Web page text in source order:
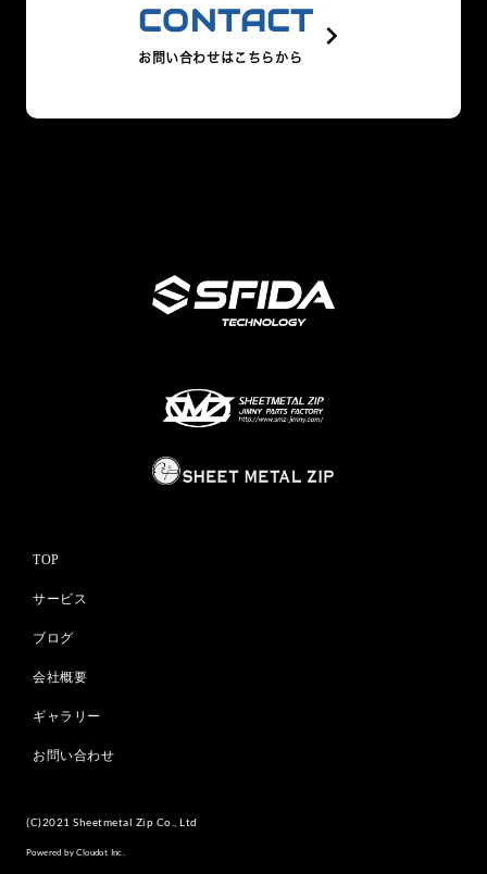
CONTACT
お問い合わせはこちらから
keyboard_arrow_right
TOP
サービス
ブログ
会社概要
ギャラリー
お問い合わせ
(C)2021 Sheetmetal Zip Co., Ltd
Powered by Cloudot Inc.